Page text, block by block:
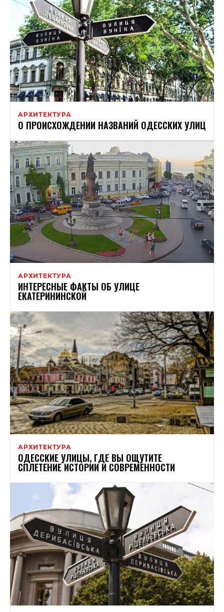
АРХИТЕКТУРА
О ПРОИСХОЖДЕНИИ НАЗВАНИЙ ОДЕССКИХ УЛИЦ
АРХИТЕКТУРА
ИНТЕРЕСНЫЕ ФАКТЫ ОБ УЛИЦЕ
ЕКАТЕРИНИНСКОЙ
АРХИТЕКТУРА
ОДЕССКИЕ УЛИЦЫ, ГДЕ ВЫ ОЩУТИТЕ
СПЛЕТЕНИЕ ИСТОРИИ И СОВРЕМЕННОСТИ